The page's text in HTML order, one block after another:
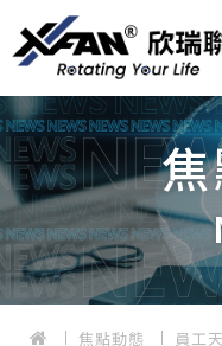
焦點動態 員工